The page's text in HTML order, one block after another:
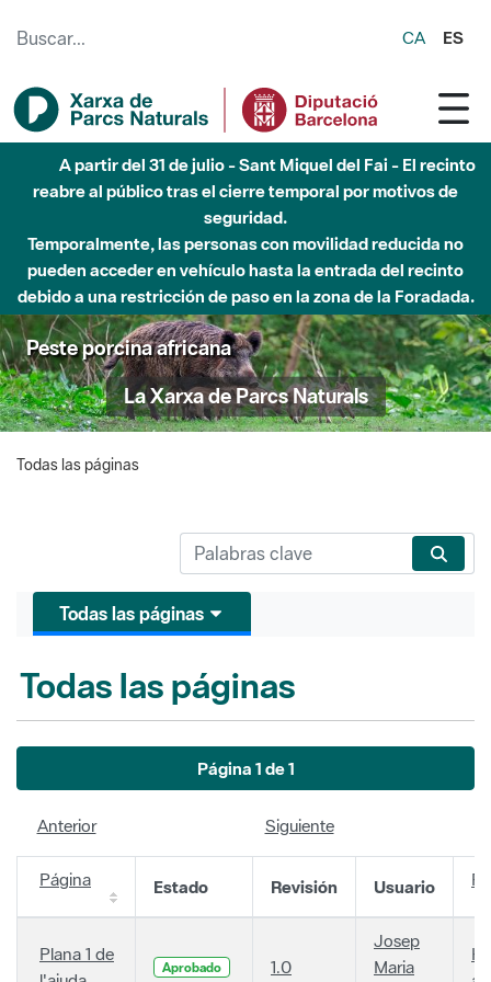
CA ES
A partir del 31 de julio - Sant Miquel del Fai - El recinto
reabre al público tras el cierre temporal por motivos de
seguridad.
Temporalmente, las personas con movilidad reducida no
pueden acceder en vehículo hasta la entrada del recinto
debido a una restricción de paso en la zona de la Foradada.
Peste porcina africana
La Xarxa de Parcs Naturals
Todas las páginas
Todas las páginas
Todas las páginas
Página 1 de 1
Anterior Siguiente
Página Estado Revisión Usuario
Plana 1 de
Aprobado 1.0
Josep
Maria